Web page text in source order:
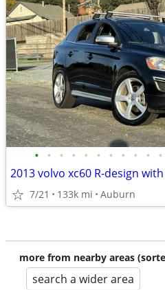
• • • • • • • • • • •
2013 volvo xc60 R-design
7/21 133k mi Auburn
more from nearby areas
search a wider area